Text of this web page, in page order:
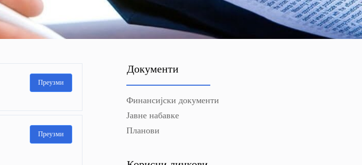
Преузми
Преузми
Документи
Финансијски документи
Јавне набавке
Планови